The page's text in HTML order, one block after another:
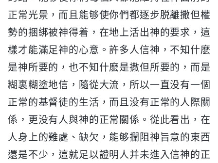
正常光景，而且能够使你們都逐步脱離撒但權
勢的捆綁被神得着，在地上活出神的要求，這
樣才能滿足神的心意。許多人信神，不知什麽
是神所要的，也不知什麽是撒但所要的，而是
糊裏糊塗地信，隨從大流，所以一直没有一個
正常的基督徒的生活，而且没有正常的人際關
係，更没有人與神的正常關係。從此看出，在
人身上的難處、缺欠，能够攔阻神旨意的東西
還是不少，這就足以證明人并未進入信神的正